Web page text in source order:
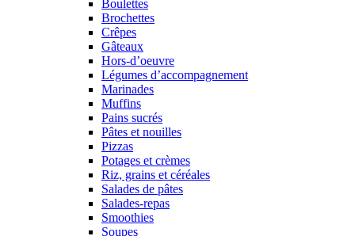
Boulettes
Brochettes
Crêpes
Gâteaux
Hors-d’oeuvre
Légumes d’accompagnement
Marinades
Muffins
Pains sucrés
Pâtes et nouilles
Pizzas
Potages et crèmes
Riz, grains et céréales
Salades de pâtes
Salades-repas
Smoothies
Soupes